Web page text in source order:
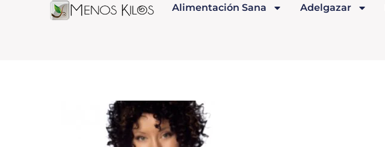
Alimentación Sana Adelgazar